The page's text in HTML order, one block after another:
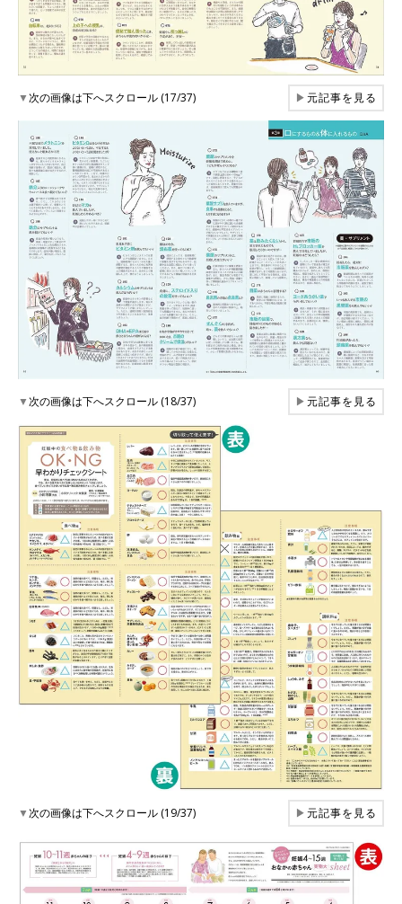
▼次の画像は下へスクロール (17/37) ▶元記事を見る
▼次の画像は下へスクロール (18/37) ▶元記事を見る
▼次の画像は下へスクロール (19/37) ▶元記事を見る